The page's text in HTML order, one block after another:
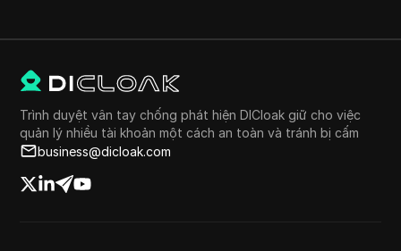
Trình duyệt vân tay chống phát hiện DICloak giữ cho việc
quản lý nhiều tài khoản một cách an toàn và tránh bị cấm
business@dicloak.com